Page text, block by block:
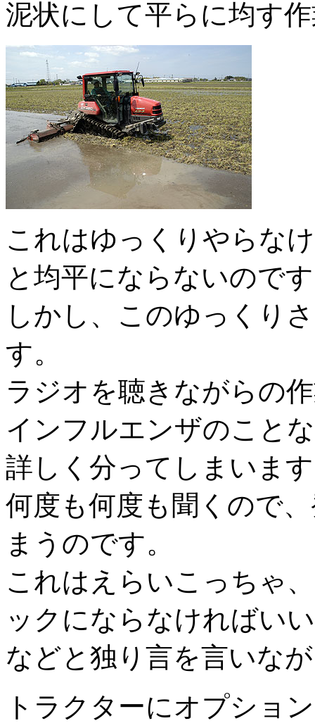
泥状にして平らに均す
これはゆっくりやらな
と均平にならないので
しかし、このゆっくり
す。
ラジオを聴きながらの
インフルエンザのこと
詳しく分ってしまいま
何度も何度も聞くので
まうのです。
これはえらいこっちゃ
ックにならなければい
などと独り言を言いな
トラクターにオプショ